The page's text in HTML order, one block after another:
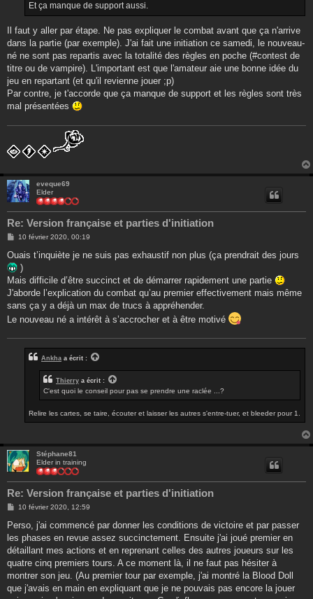
Et ça manque de support aussi.
Il faut y aller par étape. Ne pas expliquer le combat avant que ça n'arrive
dans la partie (par exemple). J'ai fait une initiation ce samedi, le nouveau-
né ne sont pas repartis avec la totalité des règles en poche (#contest de
titre ou de vampire). L'important est que l'amateur aie une bonne idée du
jeu en repartant (et qu'il revienne jouer ;p)
Par contre, je t'accorde que ça manque de support et les règles sont très
mal présentées
eveque69
Elder
Re: Version française et parties d'initiation
M
s
a
g
10 février 2020, 00:19
Ouais t’inquiète je ne suis pas exhaustif non plus (ça prendrait des jours
)
Mais difficile d’être succinct et de démarrer rapidement une partie
J'aborde l’explication du combat qu’au premier effectivement mais même
sans ça y a déjà un max de trucs à appréhender.
Le nouveau né a intérêt à s’accrocher et à être motivé
Ankha a écrit :
Thierry a écrit :
C'est quoi le conseil pour pas se prendre une raclée ...?
Relire les cartes, se taire, écouter et laisser les autres s'entre-tuer, et bleeder pour 1.
Stéphane81
Elder in training
Re: Version française et parties d'initiation
M
s
a
g
10 février 2020, 12:59
Perso, j'ai commencé par donner les conditions de victoire et par passer
les phases en revue assez succinctement. Ensuite j'ai joué premier en
détaillant mes actions et en reprenant celles des autres joueurs sur les
quatre cinq premiers tours. A ce moment là, il ne faut pas hésiter à
montrer son jeu. (Au premier tour par exemple, j'ai montré la Blood Doll
que j'avais en main en expliquant que je ne pouvais pas encore la jouer